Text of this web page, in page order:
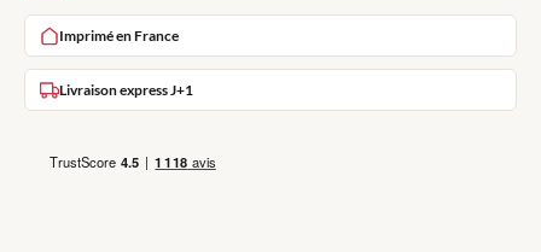
Imprimé en France
Livraison express J+1